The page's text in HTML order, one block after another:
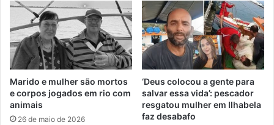
Marido e mulher são mortos
e corpos jogados em rio com
animais
26 de maio de 2026
‘Deus colocou a gente para
salvar essa vida’: pescador
resgatou mulher em Ilhabela
faz desabafo